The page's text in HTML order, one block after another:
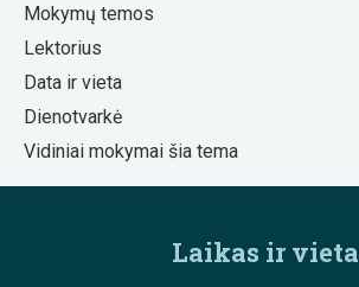
Mokymų temos
Lektorius
Data ir vieta
Dienotvarkė
Vidiniai mokymai šia tema
Laikas ir vieta